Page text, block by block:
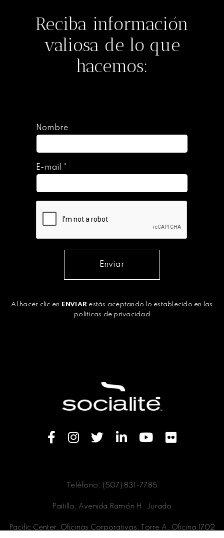
Reciba información
valiosa de lo que
hacemos:
Nombre
E-mail *
Enviar
Al hacer clic en ENVIAR estás aceptando lo establecido en las
políticas de privacidad
Teléfono: (507) 831-7785
Paitilla, Avenida Ramón H. Jurado
Pacific Center, Oficinas Corporativas, Torre A, Oficina 1702